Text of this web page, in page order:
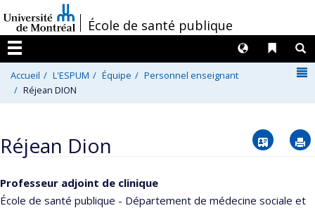
au
contenu
/École de santé publique
Menu
Liens
Langues
Accueil L'ESPUM Équipe
Personnel enseignant
Réjean DION
Réjean Dion Vcard
Professeur adjoint de clinique
École de santé publique - Département de médecine sociale et